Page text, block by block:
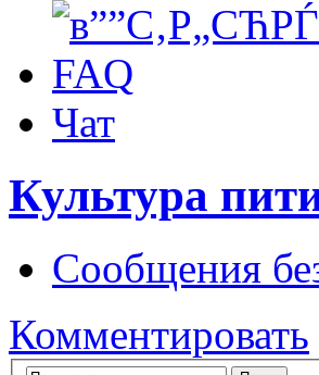
FAQ
Чат
Культура
Сообщения
Комментировать